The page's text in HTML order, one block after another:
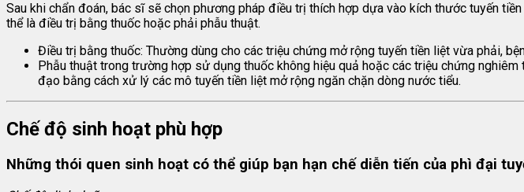
Sau khi chẩn đoán, bác sĩ sẽ chọn phương pháp điều trị thích hợp dựa vào kích thước tuyến
thể là điều trị bằng thuốc hoặc phải phẫu thuật.
Điều trị bằng thuốc: Thường dùng cho các triệu chứng mở rộng tuyến tiền liệt vừa phải,
Phẫu thuật trong trường hợp sử dụng thuốc không hiệu quả hoặc các triệu chứng
đạo bằng cách xử lý các mô tuyến tiền liệt mở rộng ngăn chặn dòng nước tiểu.
Chế độ sinh hoạt phù hợp
Những thói quen sinh hoạt có thể giúp bạn hạn chế diễn tiến của phì đại